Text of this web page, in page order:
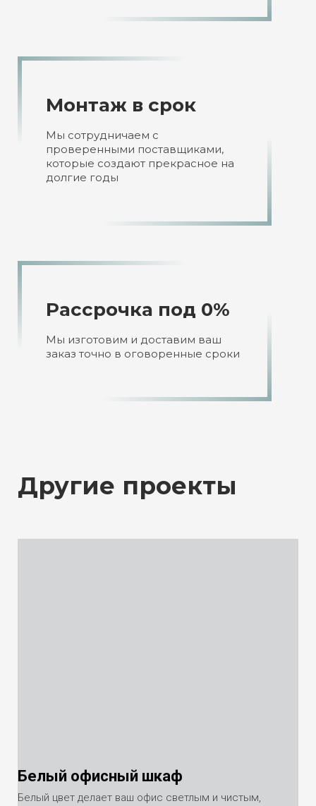
Мы изготовим и доставим ваш
заказ точно в оговоренные сроки
Мы сотрудничаем с
проверенными поставщиками,
которые создают прекрасное на
долгие годы
Рассрочка под 0%
Монтаж в срок
Другие проекты
Белый цвет делает ваш офис светлым и чистым,
Белый офисный шкаф